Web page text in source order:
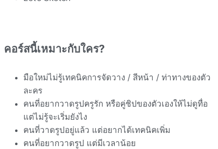
คอร์สนี้เหมาะกับใคร?
มือใหม่ไม่รู้เทคนิคการจัดวาง / สีหน้า / ท่าทางของตัว
ละคร
คนที่อยากวาดรูปครูรัก หรือคู่ชิปของตัวเองให้ไม่ดูทื่อ
แต่ไม่รู้จะเริ่มยังไง
คนที่วาดรูปอยู่แล้ว แต่อยากได้เทคนิคเพิ่ม
คนที่อยากวาดรูป แต่มีเวลาน้อย